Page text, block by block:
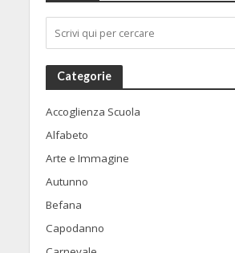
Categorie
Accoglienza Scuola
Alfabeto
Arte e Immagine
Autunno
Befana
Capodanno